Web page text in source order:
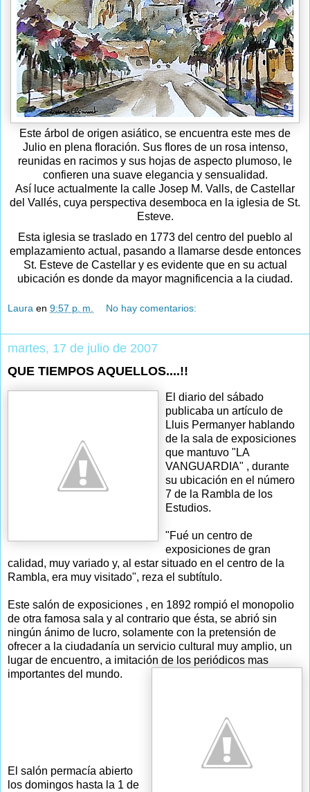
Este árbol de origen asiático, se encuentra este mes de
Julio en plena floración. Sus flores de un rosa intenso,
reunidas en racimos y sus hojas de aspecto plumoso, le
confieren una suave elegancia y sensualidad.
Así luce actualmente la calle Josep M. Valls, de Castellar
del Vallés, cuya perspectiva desemboca en la iglesia de St.
Esteve.
Esta iglesia se traslado en 1773 del centro del pueblo al
emplazamiento actual, pasando a llamarse desde entonces
St. Esteve de Castellar y es evidente que en su actual
ubicación es donde da mayor magnificencia a la ciudad.
Laura en 9:57 p. m. No hay comentarios:
martes, 17 de julio de 2007
QUE TIEMPOS AQUELLOS....!!
El diario del sábado
publicaba un artículo de
Lluis Permanyer hablando
de la sala de exposiciones
que mantuvo "LA
VANGUARDIA" , durante
su ubicación en el número
7 de la Rambla de los
Estudios.
"Fué un centro de
exposiciones de gran
calidad, muy variado y, al estar situado en el centro de la
Rambla, era muy visitado", reza el subtítulo.
Este salón de exposiciones , en 1892 rompió el monopolio
de otra famosa sala y al contrario que ésta, se abrió sin
ningún ánimo de lucro, solamente con la pretensión de
ofrecer a la ciudadanía un servicio cultural muy amplio, un
lugar de encuentro, a imitación de los periódicos mas
importantes del mundo.
El salón permacía abierto
los domingos hasta la 1 de